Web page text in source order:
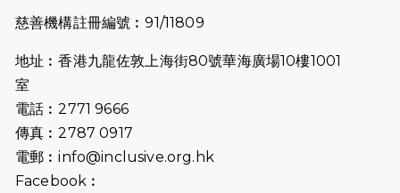
2026-07-09
猛龍長跑隊恆常練習 - 7月9日（19:00
2026-07-02
2026-06-25
（19:00開始）
慈善機構註冊編號︰91/11809
地址︰香港九龍佐敦上海街80號華海廣場10樓1001
室
電話︰2771 9666
傳真︰2787 0917
電郵︰info@inclusive.org.hk
Facebook︰